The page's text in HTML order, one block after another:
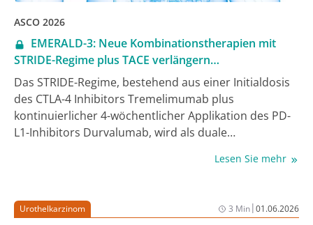
ASCO 2026
EMERALD-3: Neue Kombinationstherapien mit
STRIDE-Regime plus TACE verlängern
progressionsfreie Zeit beim Embolisations-
geeigneten HCC
Das STRIDE-Regime, bestehend aus einer Initialdosis
des CTLA-4 Inhibitors Tremelimumab plus
kontinuierlicher 4-wöchentlicher Applikation des PD-
L1-Inhibitors Durvalumab, wird als duale
beim fortgeschrittenen oder nicht resezierbaren
basierend auf den positiven Daten der Phase-III-
Studie HIMALAYA [1, 2]. Aktuelle Ergebnisse der
Lesen Sie mehr
Urothelkarzinom 3 Min|01.06.2026